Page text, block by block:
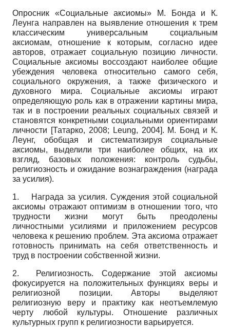
Опросник «Социальные аксиомы» М. Бонда и К.
Леунга направлен на выявление отношения к трем
классическим универсальным социальным
аксиомам, отношение к которым, согласно идее
авторов, отражает социальную позицию личности.
Социальные аксиомы воссоздают наиболее общие
убеждения человека относительно самого себя,
социального окружения, а также физического и
духовного мира. Социальные аксиомы играют
определяющую роль как в отражении картины мира,
так и в построении реальных социальных связей и
становятся конкретными социальными ориентирами
личности [Татарко, 2008; Leung, 2004]. М. Бонд и К.
Леунг, обобщая и систематизируя социальные
аксиомы, выделили три наиболее общих, на их
взгляд, базовых положения: контроль судьбы,
религиозность и ожидание вознаграждения (награда
за усилия).
1. Награда за усилия. Суждения этой социальной
аксиомы отражают оптимизм в отношении того, что
трудности жизни могут быть преодолены
личностными усилиями и приложением ресурсов
человека к решению проблем. Эта аксиома отражает
готовность принимать на себя ответственность и
труд в построении собственной жизни.
2. Религиозность. Содержание этой аксиомы
фокусируется на положительных функциях веры и
религиозной позиции. Авторы выделяют
религиозную веру и практику как неотъемлемую
черту любой культуры. Отношение различных
культурных групп к религиозности варьируется.